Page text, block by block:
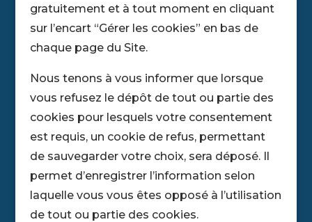
gratuitement et à tout moment en cliquant
sur l’encart “Gérer les cookies” en bas de
chaque page du Site.
Nous tenons à vous informer que lorsque
vous refusez le dépôt de tout ou partie des
cookies pour lesquels votre consentement
est requis, un cookie de refus, permettant
de sauvegarder votre choix, sera déposé. Il
permet d’enregistrer l’information selon
laquelle vous vous êtes opposé à l’utilisation
de tout ou partie des cookies.